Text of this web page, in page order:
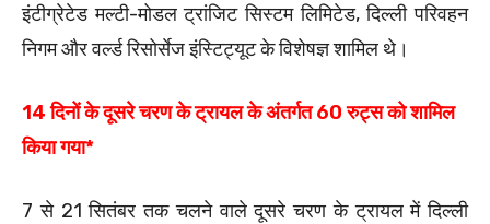
इंटीग्रेटेड मल्टी-मोडल ट्रांजिट सिस्टम लिमिटेड, दिल्ली परिवहन
निगम और वर्ल्ड रिसोर्सेज इंस्टिट्यूट के विशेषज्ञ शामिल थे।
14 दिनों के दूसरे चरण के ट्रायल के अंतर्गत 60 रुट्स को शामिल
किया गया*
7 से 21 सितंबर तक चलने वाले दूसरे चरण के ट्रायल में दिल्ली